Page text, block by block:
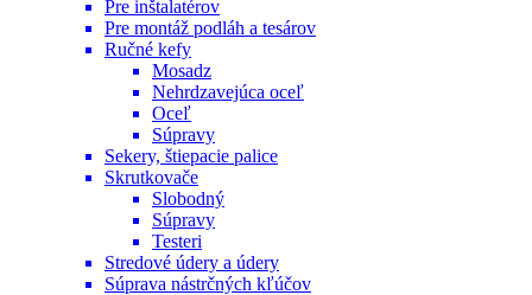
Pre inštalatérov
Pre montáž podláh a tesárov
Ručné kefy
Mosadz
Nehrdzavejúca oceľ
Oceľ
Súpravy
Sekery, štiepacie palice
Skrutkovače
Slobodný
Súpravy
Testeri
Stredové údery a údery
Súprava nástrčných kľúčov